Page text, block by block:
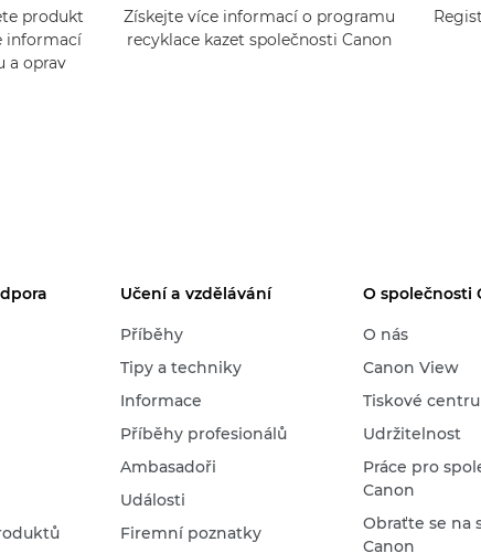
produkt
informací
a oprav
Získejte více informací o programu
recyklace kazet společnosti Canon
Učení a vzdělávání
Příběhy
Tipy a techniky
Informace
Příběhy profesionálů
Ambasadoři
Události
Firemní poznatky
O společnosti
O nás
Canon View
Tiskové
Udržitelnost
Práce pro
Canon
Obraťte se na
Canon